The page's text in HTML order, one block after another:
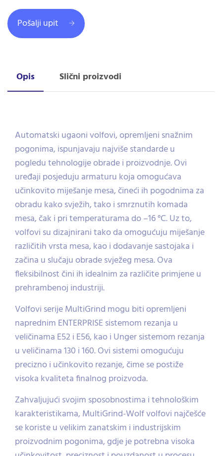
Pošalji upit
Opis Slični proizvodi
Automatski ugaoni volfovi, opremljeni snažnim
pogonima, ispunjavaju najviše standarde u
pogledu tehnologije obrade i proizvodnje. Ovi
uređaji posjeduju armaturu koja omogućava
učinkovito miješanje mesa, čineći ih pogodnima za
obradu kako svježih, tako i smrznutih komada
mesa, čak i pri temperaturama do –16 °C. Uz to,
volfovi su dizajnirani tako da omogućuju miješanje
različitih vrsta mesa, kao i dodavanje sastojaka i
začina u slučaju obrade svježeg mesa. Ova
fleksibilnost čini ih idealnim za različite primjene u
prehrambenoj industriji.
Volfovi serije MultiGrind mogu biti opremljeni
naprednim ENTERPRISE sistemom rezanja u
veličinama E52 i E56, kao i Unger sistemom rezanja
u veličinama 130 i 160. Ovi sistemi omogućuju
precizno i učinkovito rezanje, čime se postiže
visoka kvaliteta finalnog proizvoda.
Zahvaljujući svojim sposobnostima i tehnološkim
karakteristikama, MultiGrind-Wolf volfovi najčešće
se koriste u velikim zanatskim i industrijskim
proizvodnim pogonima, gdje je potrebna visoka